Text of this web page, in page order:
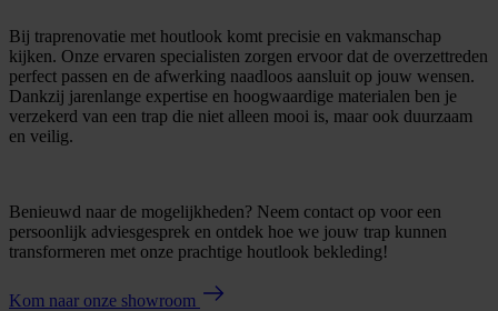
Bij traprenovatie met houtlook komt precisie en vakmanschap
kijken. Onze ervaren specialisten zorgen ervoor dat de overzettreden
perfect passen en de afwerking naadloos aansluit op jouw wensen.
Dankzij jarenlange expertise en hoogwaardige materialen ben je
verzekerd van een trap die niet alleen mooi is, maar ook duurzaam
en veilig.
Benieuwd naar de mogelijkheden? Neem contact op voor een
persoonlijk adviesgesprek en ontdek hoe we jouw trap kunnen
transformeren met onze prachtige houtlook bekleding!
Kom naar onze showroom